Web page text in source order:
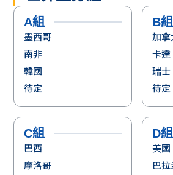
A組
墨西哥
南非
韓國
待定
B組
加拿
卡達
瑞士
待定
C組
巴西
摩洛哥
D組
美國
巴拉